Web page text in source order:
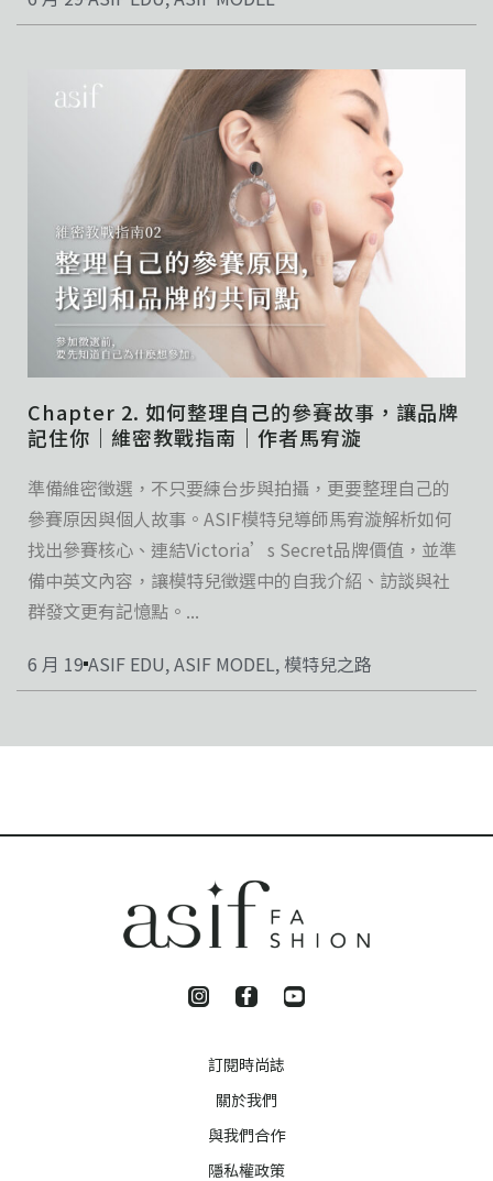
Chapter 2. 如何整理自己的參賽故事，讓品牌
記住你｜維密教戰指南｜作者馬宥漩
準備維密徵選，不只要練台步與拍攝，更要整理自己的
參賽原因與個人故事。ASIF模特兒導師馬宥漩解析如何
找出參賽核心、連結Victoria’s Secret品牌價值，並準
備中英文內容，讓模特兒徵選中的自我介紹、訪談與社
群發文更有記憶點。...
6 月 19 ASIF EDU,ASIF MODEL,模特兒之路
訂閱時尚誌
關於我們
與我們合作
隱私權政策